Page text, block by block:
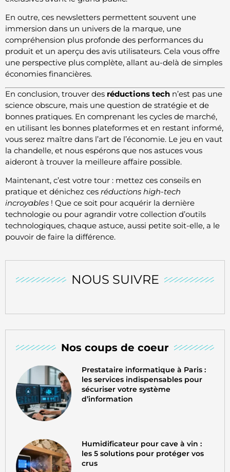
NOUS SUIVRE
Nos coups de coeur
Prestataire informatique à Paris :
les services indispensables pour
sécuriser votre système
d’information
Humidificateur pour cave à vin :
les 5 solutions pour protéger vos
crus
En outre, ces newsletters permettent souvent une
immersion dans un univers de la marque, une
compréhension plus profonde des performances du
produit et un aperçu des avis utilisateurs. Cela vous offre
une perspective plus complète, allant au-delà de simples
économies financières.
En conclusion, trouver des réductions tech n’est pas une
science obscure, mais une question de stratégie et de
bonnes pratiques. En comprenant les cycles de marché,
en utilisant les bonnes plateformes et en restant informé,
vous serez maître dans l’art de l’économie. Le jeu en vaut
la chandelle, et nous espérons que nos astuces vous
aideront à trouver la meilleure affaire possible.
Maintenant, c’est votre tour : mettez ces conseils en
pratique et dénichez ces réductions high-tech
incroyables ! Que ce soit pour acquérir la dernière
technologie ou pour agrandir votre collection d’outils
technologiques, chaque astuce, aussi petite soit-elle, a le
pouvoir de faire la différence.